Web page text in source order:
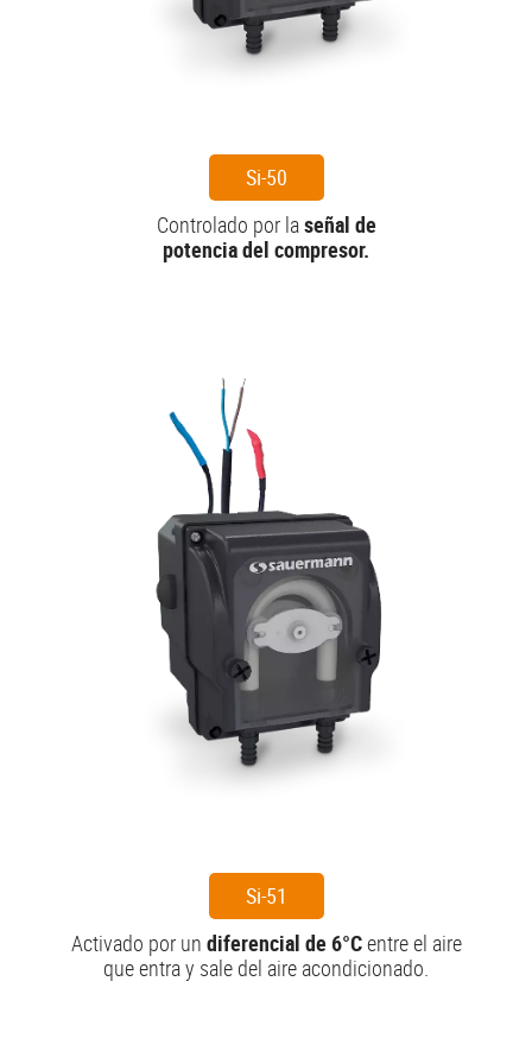
Si-50
Controlado por laseñal de
potencia del compresor.
Si-51
Activado por un diferencial de 6°Centre el aire
que entra y sale del aire acondicionado.